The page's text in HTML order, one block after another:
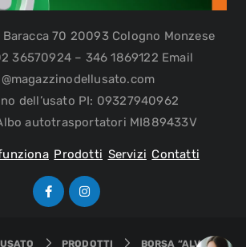
70 20093 Cologno Monzese
36570924 – 346 1869122 Email
dell’usato PI: 09327940962
autotrasportatori MI889433V
Prodotti Servizi Contatti
PRODOTTI BORSA “ALVIERO